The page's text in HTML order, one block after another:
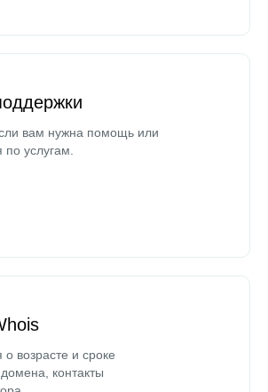
вам нужна помощь или
по услугам.
возрасте и сроке
контакты